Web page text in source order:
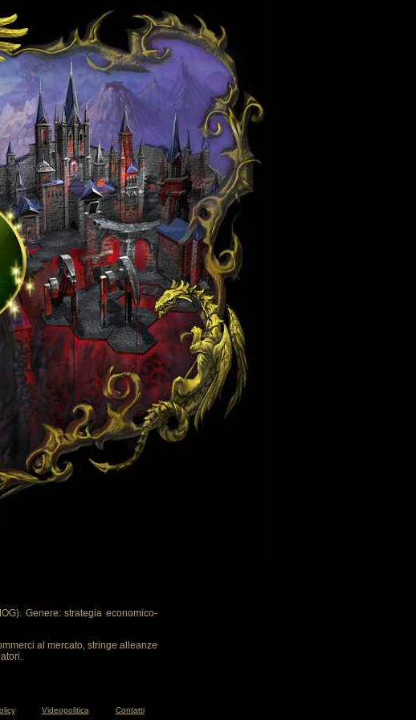
Genere: strategia economico-
al mercato, stringe alleanze
Videopolitica Contatti